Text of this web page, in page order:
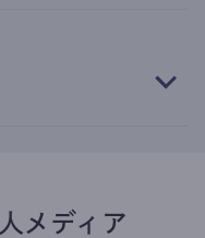
メディア